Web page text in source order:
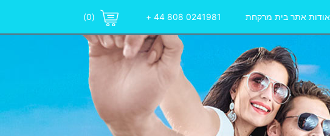
אודות אתר בית מרקחת 0241981 808 44 +
(0)